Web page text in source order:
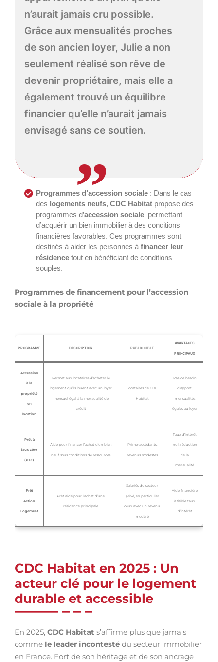
n’aurait jamais cru possible.
Grâce aux mensualités proches
de son ancien loyer, Julie a non
seulement réalisé son rêve de
devenir propriétaire, mais elle a
également trouvé un équilibre
financier qu’elle n’aurait jamais
envisagé sans ce soutien.
Programmes d’accession sociale : Dans le cas
des logements neufs, CDC Habitat propose des
programmes d’accession sociale, permettant
d’acquérir un bien immobilier à des conditions
financières favorables. Ces programmes sont
destinés à aider les personnes àfinancer leur
résidence tout en bénéficiant de conditions
souples.
Programmes de financement pour l’accession
sociale à la propriété
PROGRAMME DESCRIPTION PUBLIC CIBLE
AVANTAGES
PRINCIPAUX
Accession
à la
propriété
en
location
Permet aux locataires d’acheter le
logement qu’ils louent avec un loyer
mensuel égal à la mensualité de
crédit
Locataires de CDC
Habitat
Pas de besoin
d’apport,
mensualités
égales au loyer
Prêt à
taux zéro
(PTZ)
Aide pour financer l’achat d’un bien
neuf, sous conditions de ressources
Primo-accédants,
revenus modestes
Taux d’intérêt
nul, réduction
de la
mensualité
Prêt
Action
Logement
Prêt aidé pour l’achat d’une
résidence principale
Salariés du secteur
privé, en particulier
ceux avec un revenu
modéré
Aide financière
à faible taux
d’intérêt
CDC Habitat en 2025 : Un
acteur clé pour le logement
durable et accessible
En 2025, CDC Habitat s’affirme plus que jamais
comme le leader incontesté du secteur immobilier
en France. Fort de son héritage et de son ancrage